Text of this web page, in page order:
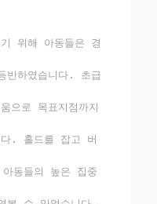
위해 아동들은 경
반하였습니다. 초급
으로 목표지점까지
다. 홀드를 잡고 버
동들의 높은 집중